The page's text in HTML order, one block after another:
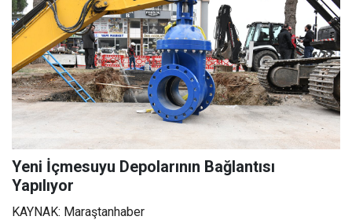
Yeni İçmesuyu Depolarının Bağlantısı
Yapılıyor
KAYNAK: Maraştanhaber